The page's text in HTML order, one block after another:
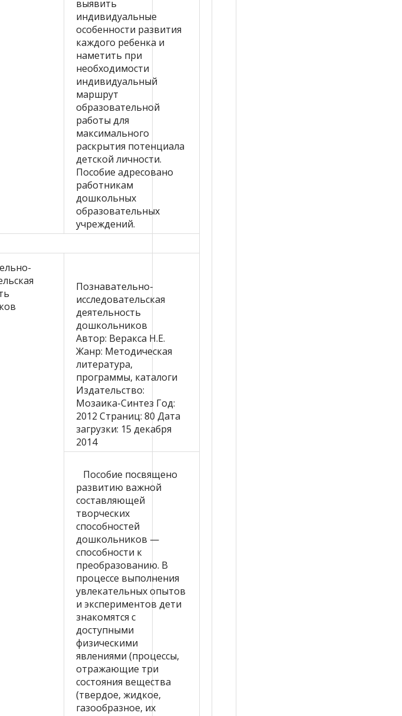
выявить
индивидуальные
особенности развития
каждого ребенка и
наметить при
необходимости
индивидуальный
маршрут
образовательной
работы для
максимального
раскрытия потенциала
детской личности.
Пособие адресовано
работникам
дошкольных
образовательных
учреждений.
Познавательно-
исследовательская
деятельность
дошкольников
Автор: Веракса Н.Е.
Жанр: Методическая
литература,
программы, каталоги
Издательство:
Мозаика-Синтез Год:
2012 Страниц: 80 Дата
загрузки: 15 декабря
2014
Пособие посвящено
развитию важной
составляющей
творческих
способностей
дошкольников —
способности к
преобразованию. В
процессе выполнения
увлекательных опытов
и экспериментов дети
знакомятся с
доступными
физическими
явлениями (процессы,
отражающие три
состояния вещества
(твердое, жидкое,
газообразное, их